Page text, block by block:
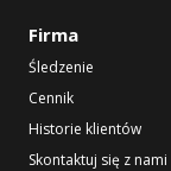
Firma
Śledzenie
Cennik
Historie klientów
Skontaktuj się z nami